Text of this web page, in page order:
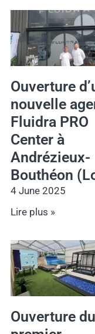
Ouverture
nouvelle
Fluidra PRO
Center à
Andrézieux-
Bouthéon
4 June 2025
Lire plus »
Ouverture du